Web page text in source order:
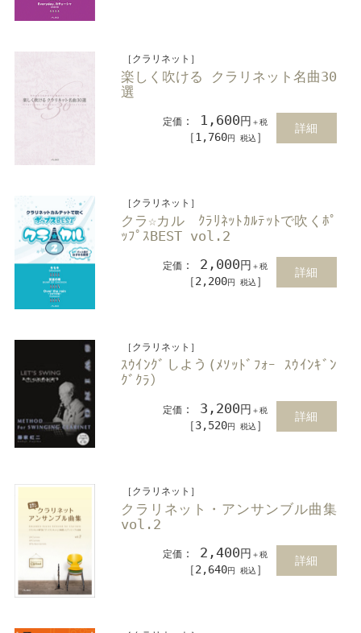
［クラリネット］
楽しく吹ける クラリネット名曲30
選
定価 ： 1,600円 ＋税
［1,760円 税込 ］
詳細
［クラリネット］
クラ☆カル ｸﾗﾘﾈｯﾄｶﾙﾃｯﾄで吹くﾎﾟ
ｯﾌﾟｽBEST vol.2
定価 ： 2,000円 ＋税
［2,200円 税込 ］
詳細
［クラリネット］
ｽｳｲﾝｸﾞしよう(ﾒｿｯﾄﾞﾌｫｰ ｽｳｲﾝｷﾞﾝ
ｸﾞｸﾗ）
定価 ： 3,200円 ＋税
［3,520円 税込 ］
詳細
［クラリネット］
クラリネット・アンサンブル曲集
vol.2
定価 ： 2,400円 ＋税
［2,640円 税込 ］
詳細